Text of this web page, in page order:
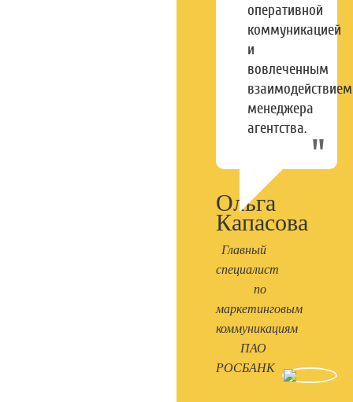
оперативной
коммуникацией
и
вовлеченным
взаимодействием
менеджера
агентства.
Ольга
Капасова
Главный
специалист
по
маркетинговым
коммуникациям
ПАО
РОСБАНК